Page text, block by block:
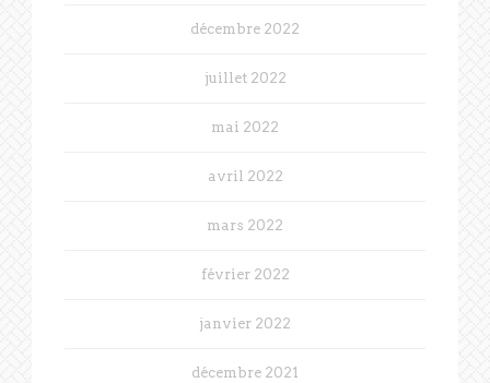
décembre 2022
juillet 2022
mai 2022
avril 2022
mars 2022
février 2022
janvier 2022
décembre 2021